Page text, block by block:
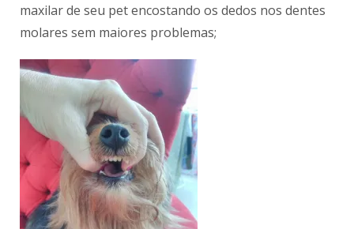
maxilar de seu pet encostando os dedos nos dentes
molares sem maiores problemas;